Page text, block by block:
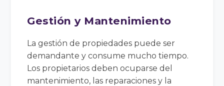
Gestión y Mantenimiento
La gestión de propiedades puede ser
demandante y consume mucho tiempo.
Los propietarios deben ocuparse del
mantenimiento, las reparaciones y la